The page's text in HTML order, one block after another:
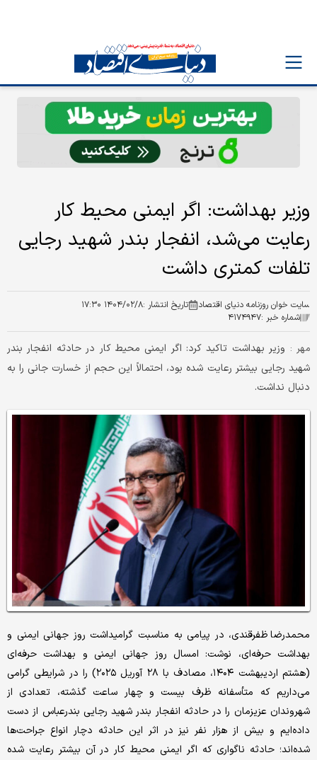
وزیر بهداشت: اگر ایمنی محیط کار
رعایت می‌شد، انفجار بندر شهید رجایی
تلفات کمتری داشت
سایت خوان روزنامه دنیای اقتصاد تاریخ انتشار :۱۴۰۴/۰۲/۸ ۱۷:۳۰
شماره خبر :۴۱۷۴۹۴۷
مهر : وزیر بهداشت تاکید کرد: اگر ایمنی محیط کار در حادثه انفجار بندر
شهید رجایی بیشتر رعایت شده بود، احتمالاً این حجم از خسارت جانی را به
دنبال نداشت.
محمدرضا ظفرقندی، در پیامی به مناسبت گرامیداشت روز جهانی ایمنی و
بهداشت حرفه‌ای، نوشت: امسال روز جهانی ایمنی و بهداشت حرفه‌ای
(هشتم اردیبهشت ۱۴۰۴، مصادف با ۲۸ آوریل ۲۰۲۵) را در شرایطی گرامی
می‌داریم که متأسفانه ظرف بیست و چهار ساعت گذشته، تعدادی از
شهروندان عزیزمان را در حادثه انفجار بندر شهید رجایی بندرعباس از دست
داده‌ایم و بیش از هزار نفر نیز در اثر این حادثه دچار انواع جراحت‌ها
شده‌اند؛ حادثه ناگواری که اگر ایمنی محیط کار در آن بیشتر رعایت شده